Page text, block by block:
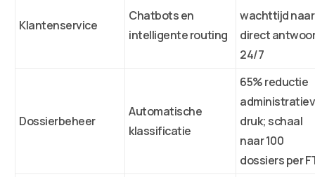
Klantenservice
Chatbots en
intelligente routing
wachttijd naar
direct
24/7
Dossierbeheer
Automatische
klassificatie
65% reductie
druk; schaal
naar 100
dossiers per